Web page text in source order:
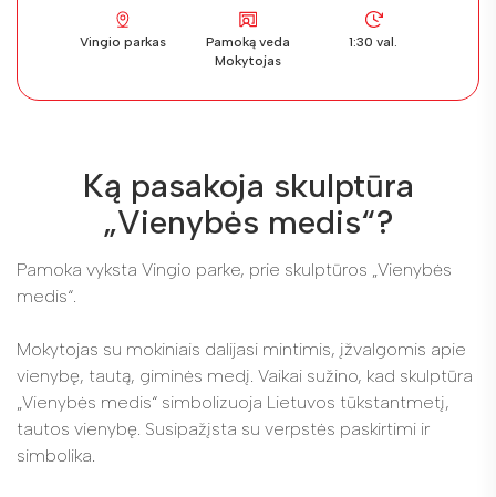
Vingio parkas
Pamoką veda
Mokytojas
1:30 val.
Ką pasakoja skulptūra
„Vienybės medis“?
Pamoka vyksta Vingio parke, prie skulptūros „Vienybės
medis“.
Mokytojas su mokiniais dalijasi mintimis, įžvalgomis apie
vienybę, tautą, giminės medį. Vaikai sužino, kad skulptūra
„Vienybės medis“ simbolizuoja Lietuvos tūkstantmetį,
tautos vienybę. Susipažįsta su verpstės paskirtimi ir
simbolika.